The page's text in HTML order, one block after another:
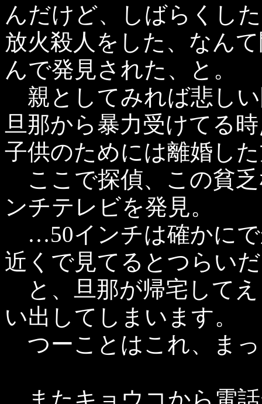
んだけど、しばらくし
放火殺人をした、なん
んで発見された、と。
親としてみれば悲し
旦那から暴力受けてる
子供のためには離婚し
ここで探偵、この貧
ンチテレビを発見。
…50インチは確かにで
近くで見てるとつらい
と、旦那が帰宅して
い出してしまいます。
つーことはこれ、ま